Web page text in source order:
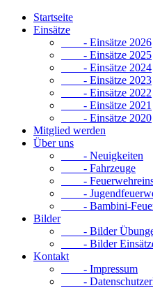
Startseite
Einsätze
- Einsätze 2026
- Einsätze 2025
- Einsätze 2024
- Einsätze 2023
- Einsätze 2022
- Einsätze 2021
- Einsätze 2020
Mitglied werden
Über uns
- Neuigkeiten
- Fahrzeuge
-
-
- Bambini-
Bilder
- Bilder
- Bilder
Kontakt
- Impressum
-